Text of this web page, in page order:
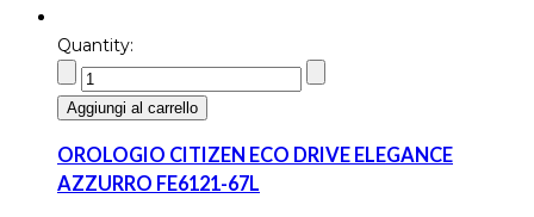
Quantity:
Aggiungi al carrello
OROLOGIO CITIZEN ECO DRIVE ELEGANCE
AZZURRO FE6121-67L